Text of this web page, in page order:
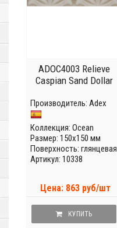
ADOC4003 Relieve
Caspian Sand Dollar
Производитель: Adex
Коллекция: Ocean
Размер: 150x150 мм
Поверхность: глянцевая
Артикул: 10338
Цена: 863 руб/шт
КУПИТЬ